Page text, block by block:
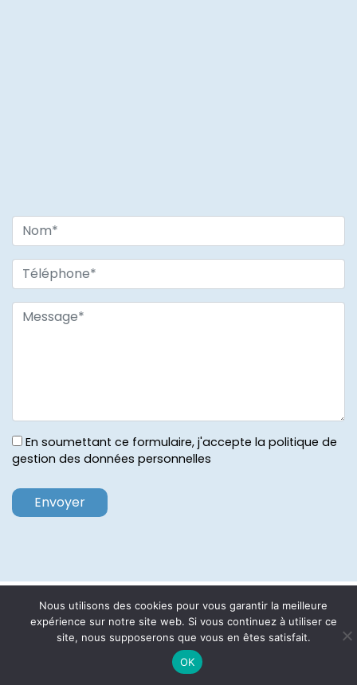
En soumettant ce formulaire, j'accepte la politique de
gestion des données personnelles
ACCUEIL PLAN DU SITE MENTIONS LÉGALES
Nous utilisons des cookies pour vous garantir la meilleure
expérience sur notre site web. Si vous continuez à utiliser ce
site, nous supposerons que vous en êtes satisfait.
OK